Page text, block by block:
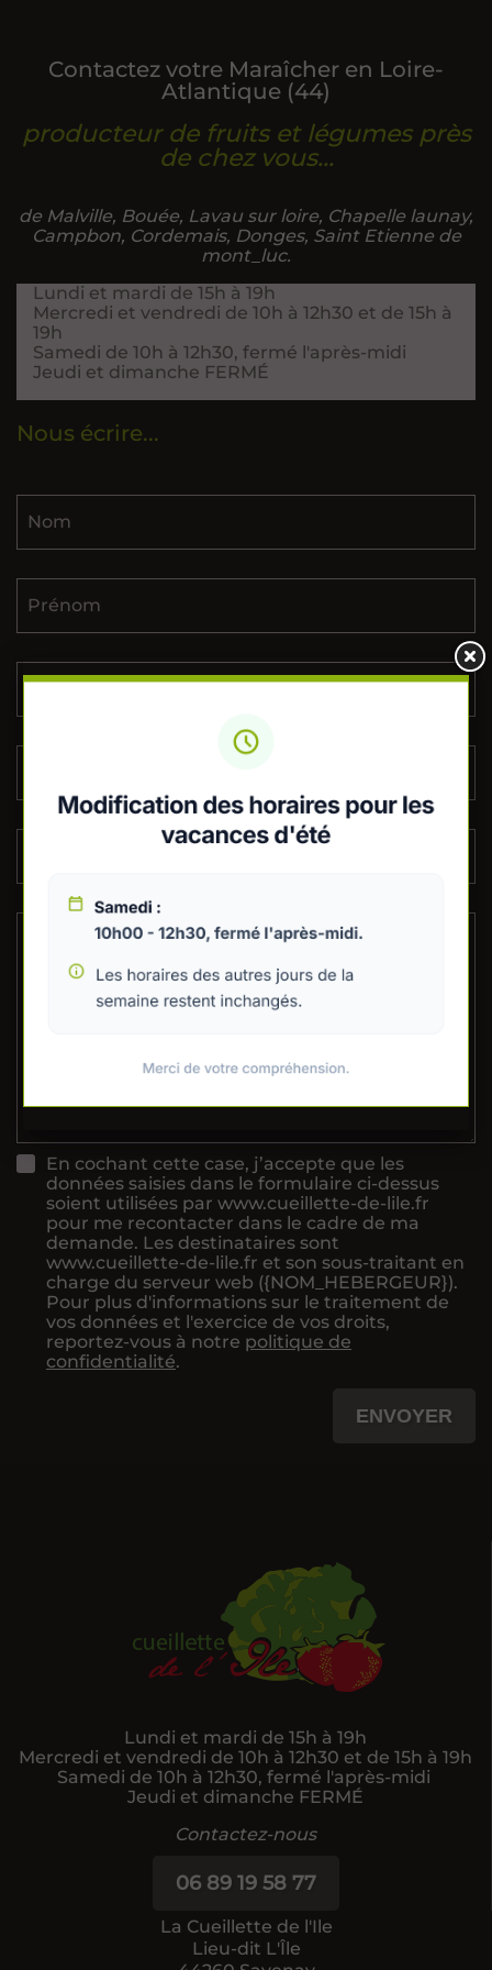
Contactez votre Maraîcher en Loire-
Atlantique (44)
producteur de fruits et légumes près
de chez vous...
de Malville, Bouée, Lavau sur loire, Chapelle launay,
Campbon, Cordemais, Donges, Saint Etienne de
mont_luc.
Lundi et mardi de 15h à 19h
Mercredi et vendredi de 10h à 12h30 et de 15h à
19h
Samedi de 10h à 12h30, fermé l'après-midi
Jeudi et dimanche FERMÉ
Nous écrire...
Nom
Prénom
E-mail
Message
En cochant cette case, j’accepte que les
données saisies dans le formulaire ci-dessus
soient utilisées par www.cueillette-de-lile.fr
pour me recontacter dans le cadre de ma
demande. Les destinataires sont
www.cueillette-de-lile.fr et son sous-traitant en
charge du serveur web ({NOM_HEBERGEUR}).
Pour plus d'informations sur le traitement de
vos données et l'exercice de vos droits,
reportez-vous à notre politique de
confidentialité.
ENVOYER
Lundi et mardi de 15h à 19h
Mercredi et vendredi de 10h à 12h30 et de 15h à 19h
Samedi de 10h à 12h30, fermé l'après-midi
Jeudi et dimanche FERMÉ
Contactez-nous
06 89 19 58 77
La Cueillette de l'Ile
Lieu-dit L'Île